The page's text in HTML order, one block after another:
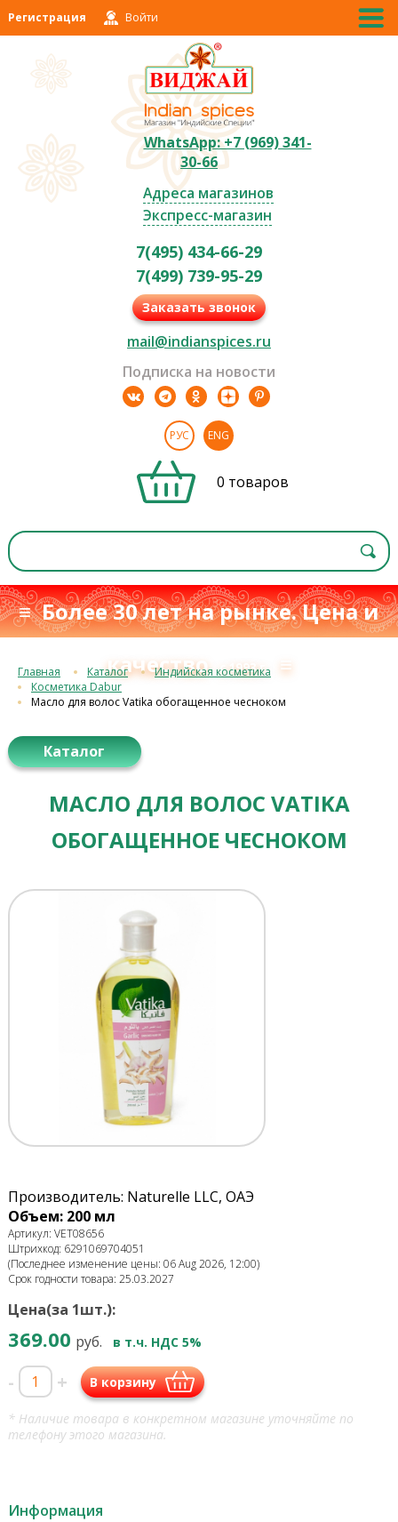
Регистрация Войти
WhatsApp: +7 (969) 341-
30-66
Адреса магазинов
Экспресс-магазин
7(495) 434-66-29
7(499) 739-95-29
Заказать звонок
mail@indianspices.ru
Подписка на новости
РУС ENG
0 товаров
≡ Более 30 лет на рынке. Цена и
качествос 1993 г.≡
Главная Каталог
Индийская косметика
Косметика Dabur
Масло для волос Vatika обогащенное чесноком
Каталог
МАСЛО ДЛЯ ВОЛОС VATIKA
ОБОГАЩЕННОЕ ЧЕСНОКОМ
Производитель: Naturelle LLC, ОАЭ
Объем: 200 мл
Артикул: VET08656
Штрихкод: 6291069704051
(Последнее изменение цены: 06 Aug 2026, 12:00)
Срок годности товара: 25.03.2027
Цена(за 1шт.):
369.00 руб. в т.ч. НДС 5%
- + В корзину
* Наличие товара в конкретном магазине уточняйте по
телефону этого магазина.
Информация